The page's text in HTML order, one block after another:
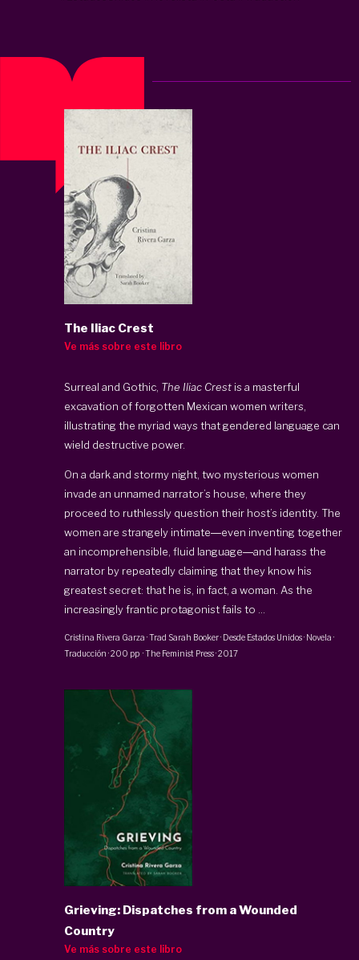
The Iliac Crest
Ve más sobre este libro
Surreal and Gothic, The Iliac Crest is a masterful
excavation of forgotten Mexican women writers,
illustrating the myriad ways that gendered language can
wield destructive power.
On a dark and stormy night, two mysterious women
invade an unnamed narrator’s house, where they
proceed to ruthlessly question their host’s identity. The
women are strangely intimate―even inventing together
an incomprehensible, fluid language―and harass the
narrator by repeatedly claiming that they know his
greatest secret: that he is, in fact, a woman. As the
increasingly frantic protagonist fails to ...
Cristina Rivera Garza · Trad Sarah Booker· Desde Estados Unidos · Novela ·
Traducción ·200 pp ·The Feminist Press·2017
Grieving: Dispatches from a Wounded
Country
Ve más sobre este libro